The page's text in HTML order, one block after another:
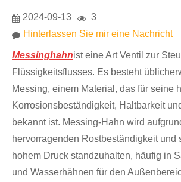
2024-09-13
3
Hinterlassen Sie mir eine Nachricht
Messinghahnist eine Art Ventil zur
Flüssigkeitsflusses. Es besteht
Messing, einem Material, das für seine
Korrosionsbeständigkeit, Haltbarkeit
bekannt ist. Messing-Hahn wird
hervorragenden Rostbeständigkeit und
hohem Druck standzuhalten, häufig in
und Wasserhähnen für den